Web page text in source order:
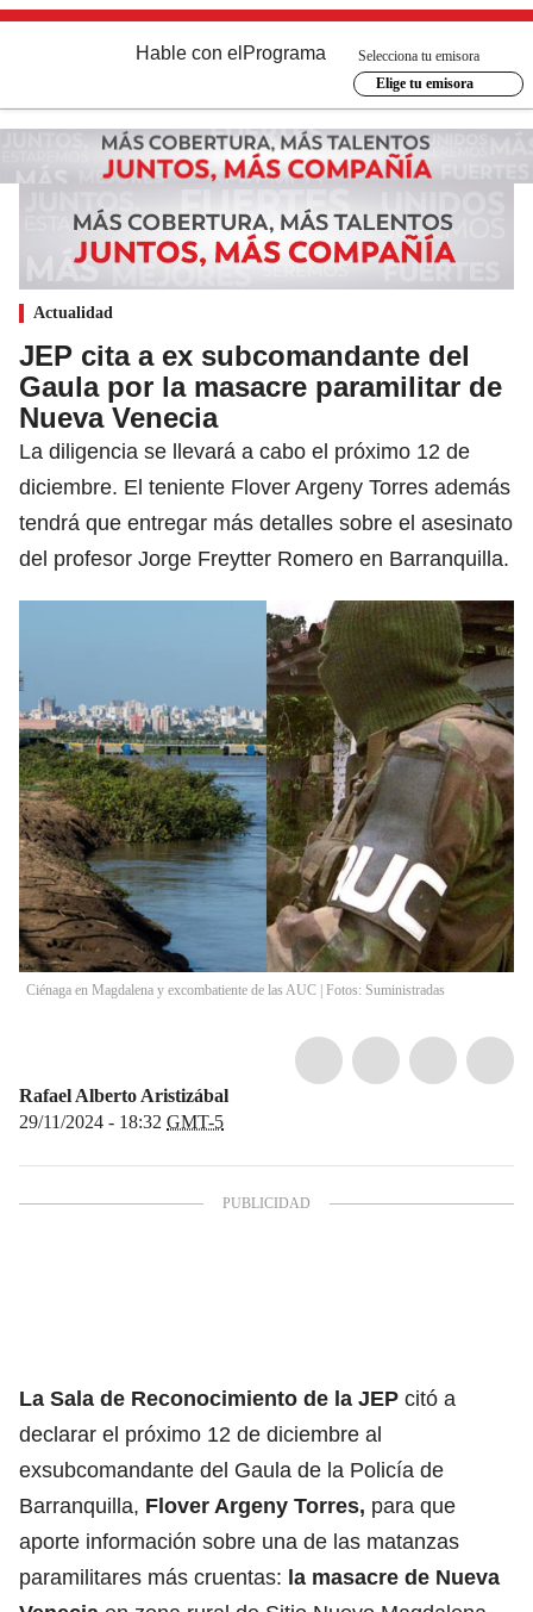
Hable con el Programa
Selecciona tu emisora
Elige tu emisora
Actualidad
JEP cita a ex subcomandante del
Gaula por la masacre paramilitar de
Nueva Venecia
La diligencia se llevará a cabo el próximo 12 de
diciembre. El teniente Flover Argeny Torres además
tendrá que entregar más detalles sobre el asesinato
del profesor Jorge Freytter Romero en Barranquilla.
Ciénaga en Magdalena y excombatiente de las AUC | Fotos: Suministradas
Rafael Alberto Aristizábal
29/11/2024 - 18:32 GMT-5
La Sala de Reconocimiento de la JEP citó a
declarar el próximo 12 de diciembre al
exsubcomandante del Gaula de la Policía de
Barranquilla, Flover Argeny Torres, para que
aporte información sobre una de las matanzas
paramilitares más cruentas: la masacre de Nueva